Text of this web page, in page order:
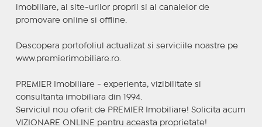
imobiliare, al site-urilor proprii si al canalelor de
promovare online si offline.
Descopera portofoliul actualizat si serviciile noastre pe
www.premierimobiliare.ro.
PREMIER Imobiliare - experienta, vizibilitate si
consultanta imobiliara din 1994.
Serviciul nou oferit de PREMIER Imobiliare! Solicita acum
VIZIONARE ONLINE pentru aceasta proprietate!